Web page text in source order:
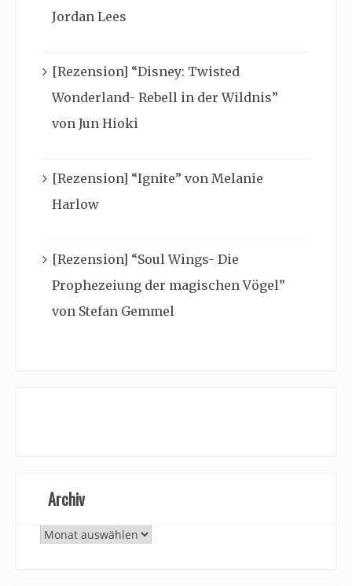
Jordan Lees
[Rezension] “Disney: Twisted
Wonderland- Rebell in der Wildnis”
von Jun Hioki
[Rezension] “Ignite” von Melanie
Harlow
[Rezension] “Soul Wings- Die
Prophezeiung der magischen Vögel”
von Stefan Gemmel
Archiv
Archiv